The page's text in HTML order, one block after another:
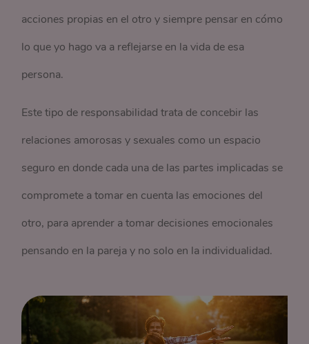
acciones propias en el otro y siempre pensar en cómo
lo que yo hago va a reflejarse en la vida de esa
persona.
Este tipo de responsabilidad trata de concebir las
relaciones amorosas y sexuales como un espacio
seguro en donde cada una de las partes implicadas se
compromete a tomar en cuenta las emociones del
otro, para aprender a tomar decisiones emocionales
pensando en la pareja y no solo en la individualidad.